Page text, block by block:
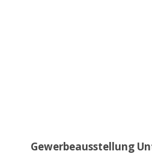
Gewerbeausstellung